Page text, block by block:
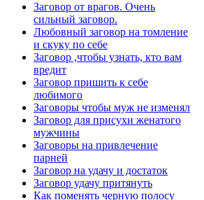
Заговор от врагов. Очень
сильный заговор.
Любовный заговор на томление
и скуку по себе
Заговор ,чтобы узнать, кто вам
вредит
Заговор пришить к себе
любимого
Заговоры чтобы муж не изменял
Заговор для присухи женатого
мужчины
Заговоры на привлечение
парней
Заговор на удачу и достаток
Заговор удачу притянуть
Как поменять черную полосу